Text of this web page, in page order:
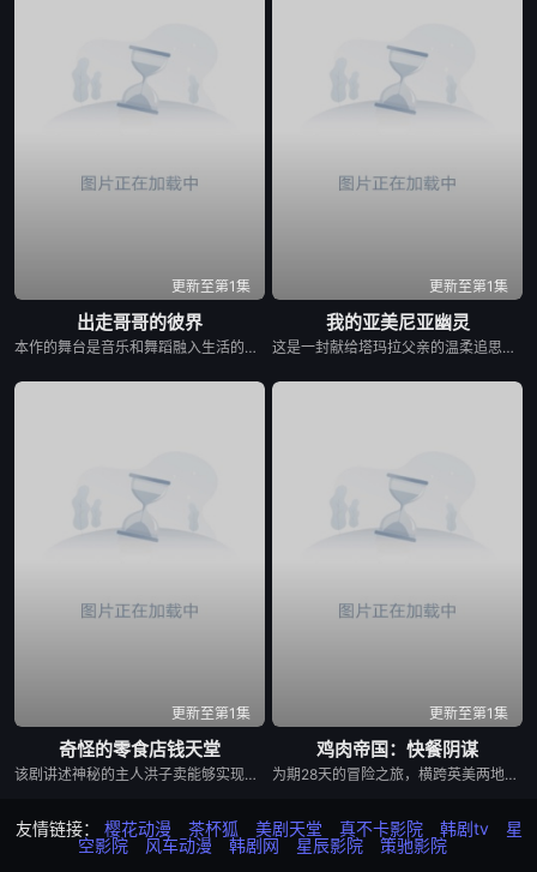
更新至第1集
出走哥哥的彼界
本作的舞台是音乐和舞蹈融入生活的冲绳。与母亲朱音、妹妹舞一起生活的照屋踊，憧憬舞蹈学校的丽莎，开始了舞蹈生涯。朱音为了支撑家数在酒吧工作，不擅长与人打交道的舞总是在学校前专心地注视着哥哥的身影。不久，踊与丽莎组成一对，绽放了她的才能。
更新至第1集
我的亚美尼亚幽灵
这是一封献给塔玛拉父亲的温柔追思信，她的父亲曾是苏联亚美尼亚的电影演员。塔玛拉从小就在电视上目睹了他的风采，而她自己后来也成为了一名电影制作人。影片带领观众进行了一场迷人的梦游，穿越亚美尼亚电影历史的景观。
更新至第1集
奇怪的零食店钱天堂
该剧讲述神秘的主人洪子卖能够实现人们愿望的神秘零食，以及人们来到那里展开一段魔法般的故事。
更新至第1集
鸡肉帝国：快餐阴谋
为期28天的冒险之旅，横跨英美两地，仅以炸鸡为食，探究人们对炸鸡的渴望以及产业背后的力量！
友情链接： 樱花动漫 茶杯狐 美剧天堂 真不卡影院 韩剧tv
星
空影院
风车动漫 韩剧网 星辰影院 策驰影院